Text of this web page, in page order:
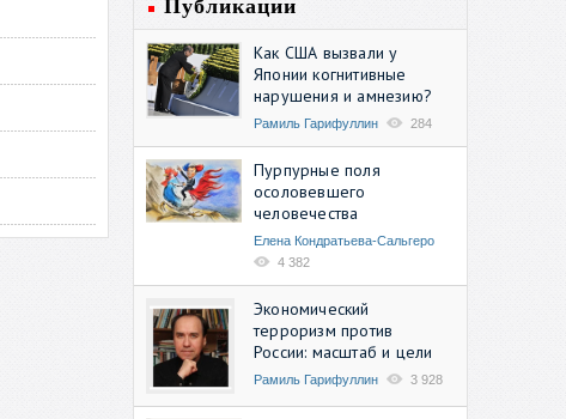
Публикации
Как США вызвали у
Японии когнитивные
нарушения и амнезию?
Рамиль Гарифуллин 284
Пурпурные поля
осоловевшего
человечества
Елена Кондратьева-Сальгеро
4 382
Экономический
терроризм против
России: масштаб и цели
Рамиль Гарифуллин 3 928